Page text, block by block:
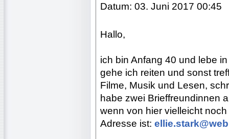
Datum: 03. Juni 2017 00:45
Hallo,
ich bin Anfang 40 und lebe
gehe ich reiten und sonst
Filme, Musik und Lesen,
habe zwei Brieffreundinnen
wenn von hier vielleicht
Adresse ist: